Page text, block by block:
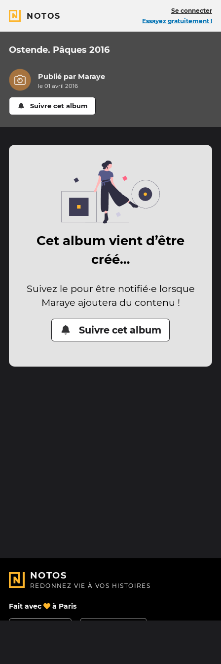
NOTOS
Se connecter
Essayez gratuitement !
Ostende. Pâques 2016
Publié par Maraye
le 01 avril 2016
Suivre cet album
Cet album vient d’être
créé…
Suivez le pour être notifié·e lorsque
Maraye ajoutera du contenu !
Suivre cet album
NOTOS
REDONNEZ VIE À VOS HISTOIRES
Fait avec à Paris